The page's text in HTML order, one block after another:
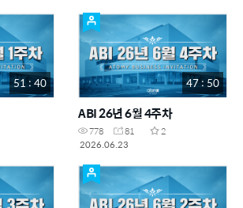
51 : 40 47 : 50
ABI 26년 6월 4주차
778 81
2
2026.06.23